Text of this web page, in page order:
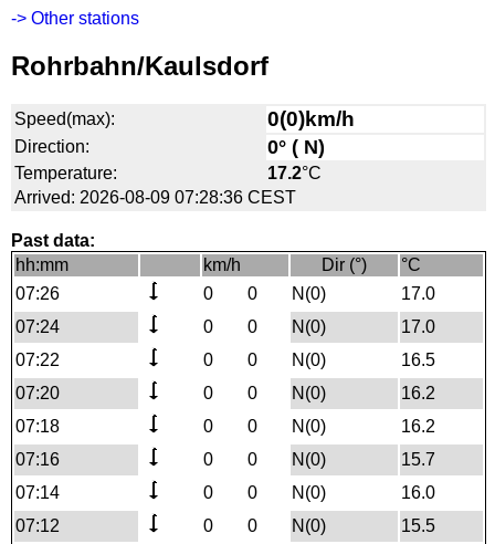
-> Other stations
Rohrbahn/Kaulsdorf
Speed(max): 0(0)km/h
Direction: 0° ( N)
Temperature: 17.2°C
Arrived: 2026-08-09 07:28:36 CEST
Past data:
hh:mm
km/h Dir (°)
°C
07:26
0 0 N(0)
17.0
07:24
0 0 N(0)
17.0
07:22
0 0 N(0)
16.5
07:20
0 0 N(0)
16.2
07:18
0 0 N(0)
16.2
07:16
0 0 N(0)
15.7
07:14
0 0 N(0)
16.0
07:12
0 0 N(0)
15.5